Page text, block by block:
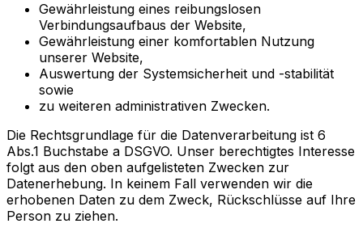
Gewährleistung eines reibungslosen
Verbindungsaufbaus der Website,
Gewährleistung einer komfortablen Nutzung
unserer Website,
Auswertung der Systemsicherheit und -stabilität
sowie
zu weiteren administrativen Zwecken.
Die Rechtsgrundlage für die Datenverarbeitung ist 6
Abs.1 Buchstabe a DSGVO. Unser berechtigtes Interesse
folgt aus den oben aufgelisteten Zwecken zur
Datenerhebung. In keinem Fall verwenden wir die
erhobenen Daten zu dem Zweck, Rückschlüsse auf Ihre
Person zu ziehen.